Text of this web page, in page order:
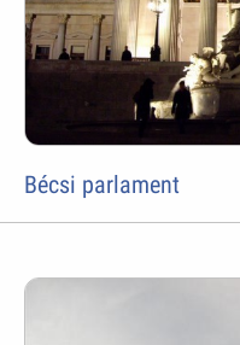
Bécsi parlament